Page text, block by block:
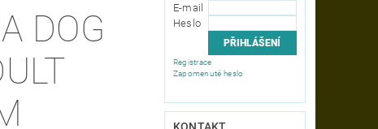
DOG
E-mail
Heslo
Registrace
Zapomenuté heslo
KONTAKT